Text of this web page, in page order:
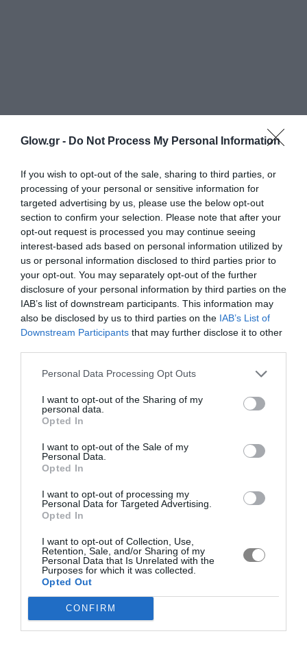
Glow.gr - Do Not Process My Personal Information
If you wish to opt-out of the sale, sharing to third parties, or
processing of your personal or sensitive information for
targeted advertising by us, please use the below opt-out
section to confirm your selection. Please note that after your
opt-out request is processed you may continue seeing
interest-based ads based on personal information utilized by
us or personal information disclosed to third parties prior to
your opt-out. You may separately opt-out of the further
disclosure of your personal information by third parties on the
IAB’s list of downstream participants. This information may
also be disclosed by us to third parties on the IAB’s List of
Downstream Participants that may further disclose it to other
Personal Data Processing Opt Outs
I want to opt-out of the Sharing of my
personal data.
Opted In
I want to opt-out of the Sale of my
Personal Data.
Opted In
I want to opt-out of processing my
Personal Data for Targeted Advertising.
Opted In
I want to opt-out of Collection, Use,
Retention, Sale, and/or Sharing of my
Personal Data that Is Unrelated with the
Purposes for which it was collected.
Opted Out
CONFIRM